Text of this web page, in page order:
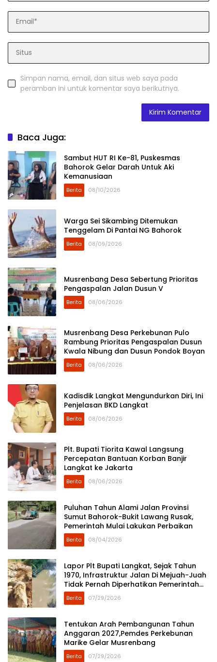
Simpan nama, email, dan situs web saya pada
peramban ini untuk komentar saya berikutnya.
Baca Juga:
Sambut HUT RI Ke-81, Puskesmas
Bahorok Gelar Darah Untuk Aki
Kemanusiaan
Berita 08/10/2026
Warga Sei Sikambing Ditemukan
Tenggelam Di Pantai NG Bahorok
Berita 08/09/2026
Musrenbang Desa Sebertung Prioritas
Pengaspalan Jalan Dusun V
Berita 08/06/2026
Musrenbang Desa Perkebunan Pulo
Rambung Prioritas Pengaspalan Dusun
Kwala Nibung dan Dusun Pondok Boyan
Berita 08/06/2026
Kadisdik Langkat Mengundurkan Diri, Ini
Penjelasan BKD Langkat
Berita 08/06/2026
Plt. Bupati Tiorita Kawal Langsung
Percepatan Bantuan Korban Banjir
Langkat ke Jakarta
Berita 08/06/2026
Puluhan Tahun Alami Jalan Provinsi
Sumut Bahorok-Bukit Lawang Rusak,
Pemerintah Mulai Lakukan Perbaikan
Berita 08/04/2026
Lapor Plt Bupati Langkat, Sejak Tahun
1970, Infrastruktur Jalan Di Mejuah-Juah
Tidak Pernah Diperhatikan Pemerintah
Kabupaten Langkat
Berita 07/29/2026
Tentukan Arah Pembangunan Tahun
Anggaran 2027,Pemdes Perkebunan
Marike Gelar Musrenbang
Berita 07/29/2026